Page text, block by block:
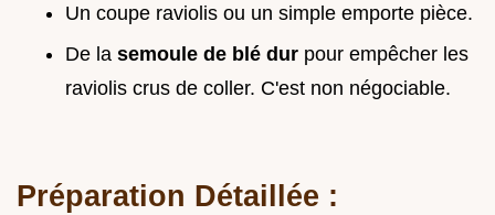
Un coupe raviolis ou un simple emporte pièce.
De la semoule de blé dur pour empêcher les
raviolis crus de coller. C'est non négociable.
Préparation Détaillée :